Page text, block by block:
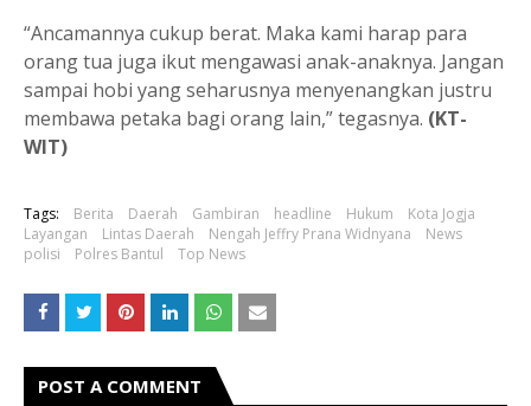
“Ancamannya cukup berat. Maka kami harap para
orang tua juga ikut mengawasi anak-anaknya. Jangan
sampai hobi yang seharusnya menyenangkan justru
membawa petaka bagi orang lain,” tegasnya. (KT-
WIT)
Tags: Berita Daerah Gambiran headline Hukum
Kota Jogja
Layangan
Lintas Daerah Nengah Jeffry Prana Widnyana
News
polisi
Polres Bantul Top News
POST A COMMENT